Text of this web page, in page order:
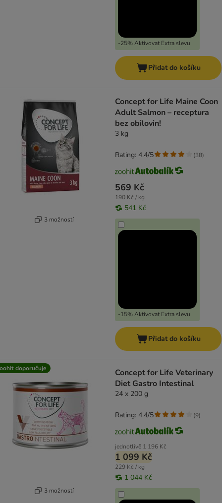
-25% Aktivovat Extra slevu
Přidat do košíku
3 možností
Concept for Life Maine Coon
Adult Salmon – receptura
bez obilovin!
3 kg
569 Kč
190 Kč / kg
541 Kč
-15% Aktivovat Extra slevu
Rating: 4.4/5 (38)
Přidat do košíku
doporučuje
3 možností
Concept for Life Veterinary
Diet Gastro Intestinal
24 x 200 g
jednotlivě 1 196 Kč
1 099 Kč
229 Kč / kg
1 044 Kč
Rating: 4.4/5 (9)